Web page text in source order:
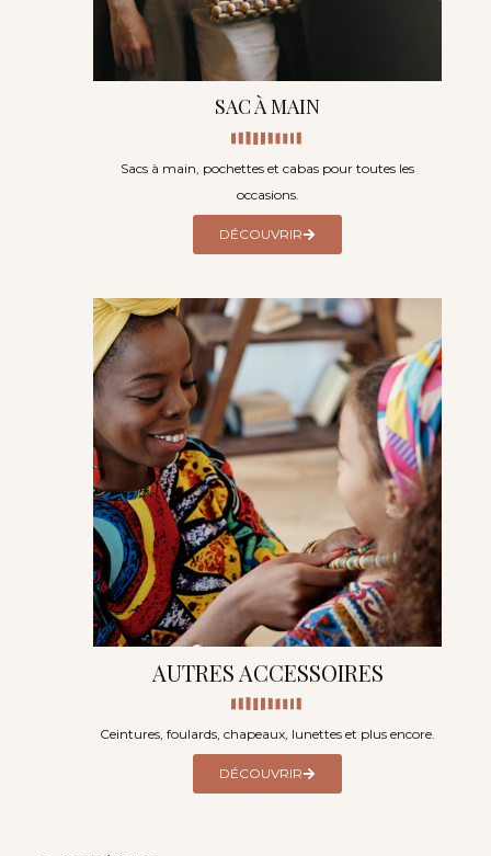
SAC À MAIN
Sacs à main, pochettes et cabas pour toutes les
occasions.
DÉCOUVRIR
AUTRES ACCESSOIRES
Ceintures, foulards, chapeaux, lunettes et plus encore.
DÉCOUVRIR